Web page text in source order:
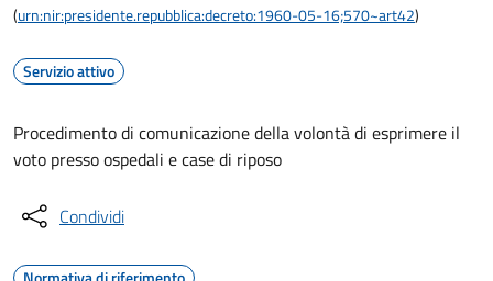
(urn:nir:presidente.repubblica:decreto:1960-05-16;570~art42)
Servizio attivo
Procedimento di comunicazione della volontà di esprimere il
voto presso ospedali e case di riposo
Condividi